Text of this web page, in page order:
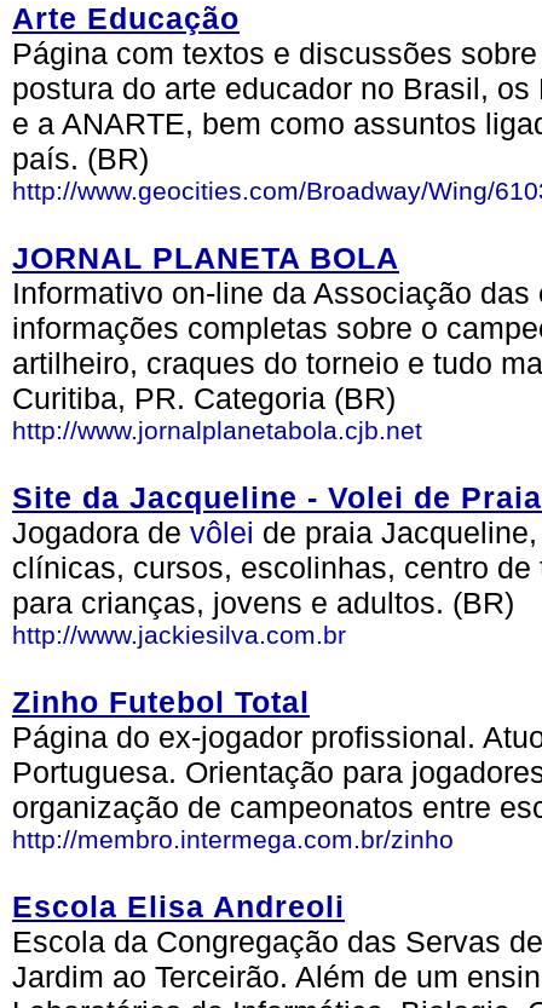
Arte Educação
Página com textos e discussões
postura do arte educador no Brasil,
e a ANARTE, bem como assuntos
país. (BR)
http://www.geocities.com/Broadway/Wing/
JORNAL PLANETA BOLA
Informativo on-line da Associação
informações completas sobre o
artilheiro, craques do torneio e tudo
Curitiba, PR. Categoria (BR)
http://www.jornalplanetabola.cjb.net
Site da Jacqueline - Volei de Praia
Jogadora de vôlei de praia
clínicas, cursos, escolinhas, centro
para crianças, jovens e adultos. (BR)
http://www.jackiesilva.com.br
Zinho Futebol Total
Página do ex-jogador profissional.
Portuguesa. Orientação para
organização de campeonatos entre
http://membro.intermega.com.br/zinho
Escola Elisa Andreoli
Escola da Congregação das Servas
Jardim ao Terceirão. Além de um